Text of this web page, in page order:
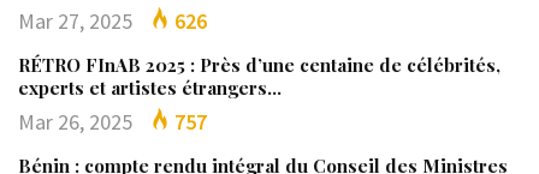
Mar 27, 2025 626
RÉTRO FInAB 2025 : Près d’une centaine de célébrités,
experts et artistes étrangers…
Mar 26, 2025 757
Bénin : compte rendu intégral du Conseil des Ministres